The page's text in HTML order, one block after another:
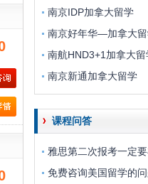
南京IDP加拿大留学
南京好年华—加拿大
南航HND3+1加拿大留
南京新通加拿大留学
课程问答
雅思第二次报考一定
免费咨询美国留学的